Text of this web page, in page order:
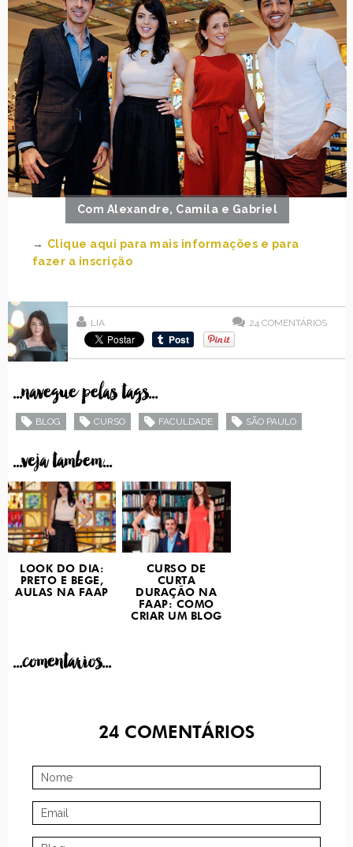
Com Alexandre, Camila e Gabriel
→ Clique aqui para mais informações e para
fazer a inscrição
LIA 24 COMENTÁRIOS
...navegue pelas tags...
BLOG CURSO FACULDADE SÃO PAULO
...veja tambem...
LOOK DO DIA:
PRETO E BEGE,
AULAS NA FAAP
CURSO DE
CURTA
DURAÇÃO NA
FAAP: COMO
CRIAR UM BLOG
...comentarios...
24 COMENTÁRIOS